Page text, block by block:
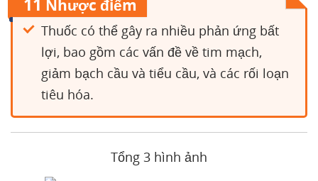
Nhược điểm
Thuốc có thể gây ra nhiều phản ứng bất
lợi, bao gồm các vấn đề về tim mạch,
giảm bạch cầu và tiểu cầu, và các rối loạn
tiêu hóa.
Tổng 3 hình ảnh